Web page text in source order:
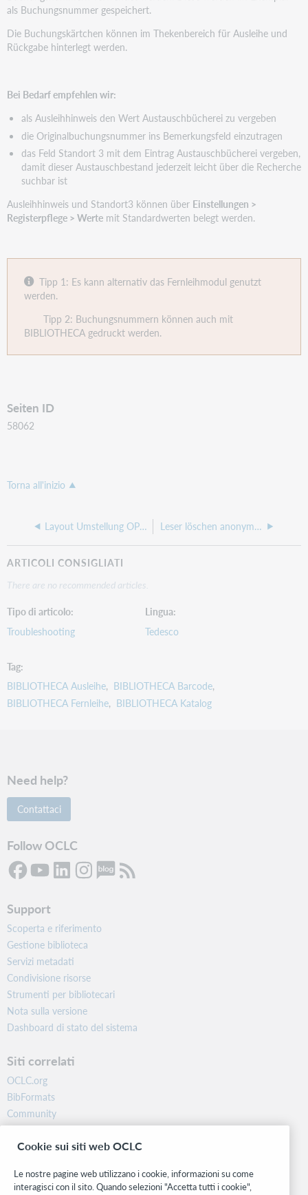
als Buchungsnummer gespeichert.
Die Buchungskärtchen können im Thekenbereich für Ausleihe und
Rückgabe hinterlegt werden.
Bei Bedarf empfehlen wir:
als Ausleihhinweis den Wert Austauschbücherei zu vergeben
die Originalbuchungsnummer ins Bemerkungsfeld einzutragen
das Feld Standort 3 mit dem Eintrag Austauschbücherei vergeben,
damit dieser Austauschbestand jederzeit leicht über die Recherche
suchbar ist
Ausleihhinweis und Standort3 können über Einstellungen >
Registerpflege > Werte mit Standardwerten belegt werden.
Tipp 1: Es kann alternativ das Fernleihmodul genutzt
werden.
Tipp 2: Buchungsnummern können auch mit
BIBLIOTHECA gedruckt werden.
Seiten ID
58062
Torna all'inizio
Layout Umstellung OPEN (Nukeville Morpheus zu UnlimitedColorPack20054) Leser löschen anonymisiert
ARTICOLI CONSIGLIATI
There are no recommended articles.
Tipo di articolo
Troubleshooting
Lingua
Tedesco
Tag
BIBLIOTHECA Ausleihe BIBLIOTHECA Barcode
BIBLIOTHECA Fernleihe BIBLIOTHECA Katalog
Need help?
Contattaci
Follow OCLC
Support
Scoperta e riferimento
Gestione biblioteca
Servizi metadati
Condivisione risorse
Strumenti per bibliotecari
Nota sulla versione
Dashboard di stato del sistema
Siti correlati
OCLC.org
BibFormats
Community
Ricerca
WebJunction
Cookie sui siti web OCLC
Le nostre pagine web utilizzano i cookie, informazioni su come
interagisci con il sito. Quando selezioni "Accetta tutti i cookie",